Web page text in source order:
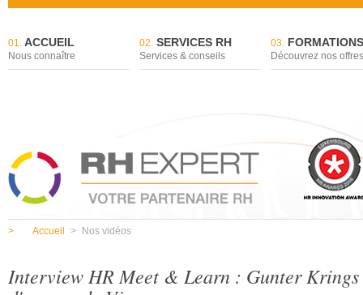
01. ACCUEIL
Nous connaître
02. SERVICES RH
Services & conseils
03. FORMATIONS
Découvrez nos offres
> Accueil > Nos vidéos
Interview HR Meet & Learn : Gunter